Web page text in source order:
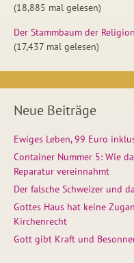
(18,885 mal gelesen)
Der Stammbaum der
(17,437 mal gelesen)
Neue Beiträge
Ewiges Leben, 99 Euro
Container Nummer 5: Wie
Reparatur vereinnahmt
Der falsche Schweizer und
Gottes Haus hat keine
Kirchenrecht
Gott gibt Kraft und